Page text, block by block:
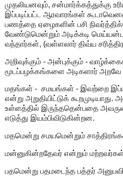
முதலியனவும், சன்மார்க்கத்துக்கு
இப்படிப்பட்ட ஆரவாரங்கள்
பணத்தை ஏழைகளின் பசி
வேண்டுமென்றும் அடிக்கடி
வந்தார்கள், (வள்ளலார் திவ்ய
அறிவுக்கும் - அன்புக்கும் -
மூடப்பழக்கங்களை அடிகளார்
மதங்கள் - சமயங்கள் - இவற்றை
என்று அறுதியிட்டுக்
உள்ளத்தில் இருந்ததென்பதை
எடுத்து இயம்பிவிடுகின்றன.
மதமென்று சமயமென்றும்
மன்னுகின்றதேவர் என்றும் மற்றவர்கள்
பதமென்று பதமடைந்த பத்தர்